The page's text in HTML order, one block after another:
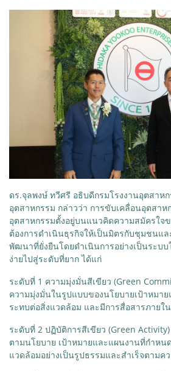
ดร.จุลพงษ์ ทวีศรี อธิบดีกรมโรงงานอุตสาห
อุตสาหกรรม กล่าวว่า การขับเคลื่อนอุตสาห
อุตสาหกรรมตั้งอยู่บนแนวคิดความสมัครใจ
ต้องการดำเนินธุรกิจให้เป็นมิตรกับชุมชนแล
พัฒนาที่ยั่งยืนโดยดำเนินการอย่างเป็นระบ
ง่ายไปสู่ระดับที่ยาก ได้แก่
ระดับที่ 1 ความมุ่งมั่นสีเขียว (Green
ความมุ่งมั่นในรูปแบบของนโยบายเป้าหมา
ระทบต่อสิ่งแวดล้อม และมีการสื่อสารภายใ
ระดับที่ 2 ปฏิบัติการสีเขียว (Green
ตามนโยบาย เป้าหมายและแผนงานที่กำหน
แวดล้อมอย่างเป็นรูปธรรมและสำเร็จตามค